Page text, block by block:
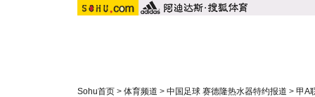
Sohu首页 > 体育频道 > 中国足球 赛德隆热水器特约报道 > 甲A